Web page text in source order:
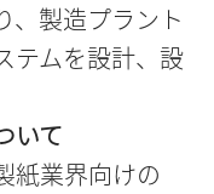
、製造プラント
テムを設計、設
いて
紙業界向けの